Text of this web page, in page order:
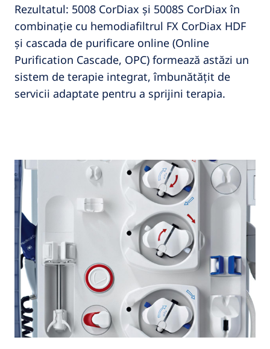
Rezultatul: 5008 CorDiax și 5008S CorDiax în
combinație cu hemodiafiltrul FX CorDiax HDF
și cascada de purificare online (Online
Purification Cascade, OPC) formează astăzi un
sistem de terapie integrat, îmbunătățit de
servicii adaptate pentru a sprijini terapia.